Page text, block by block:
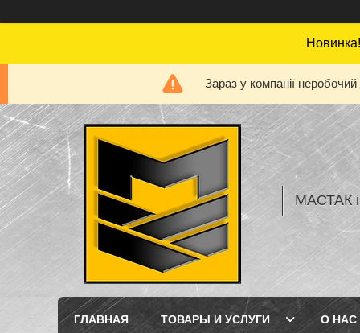
Зараз у компанії
МАСТАК
ГЛАВНАЯ ТОВАРЫ И УСЛУГИ О НАС